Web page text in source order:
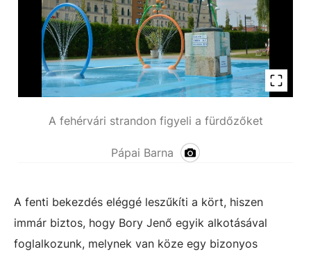
A fehérvári strandon figyeli a fürdőzőket
Pápai Barna
A fenti bekezdés eléggé leszűkíti a kört, hiszen
immár biztos, hogy Bory Jenő egyik alkotásával
foglalkozunk, melynek van köze egy bizonyos